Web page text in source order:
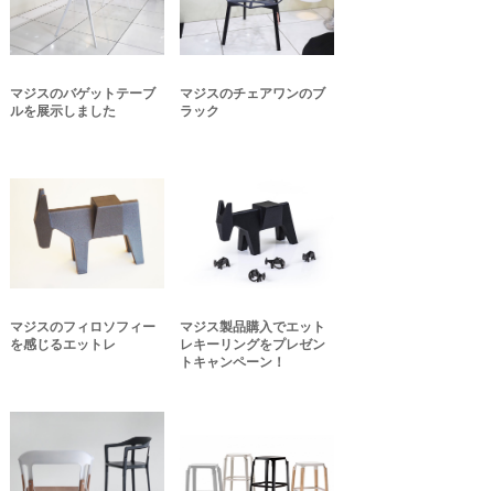
マジスのバゲットテーブ
ルを展示しました
マジスのチェアワンのブ
ラック
マジスのフィロソフィー
を感じるエットレ
マジス製品購入でエット
レキーリングをプレゼン
トキャンペーン！